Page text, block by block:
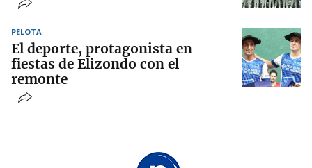
PELOTA
El deporte, protagonista en
fiestas de Elizondo con el
remonte